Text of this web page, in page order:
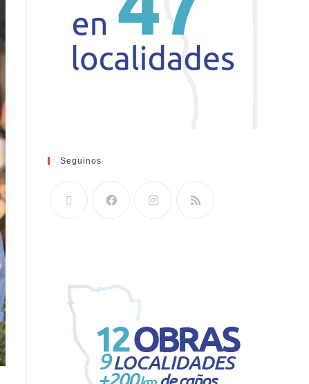
Seguinos